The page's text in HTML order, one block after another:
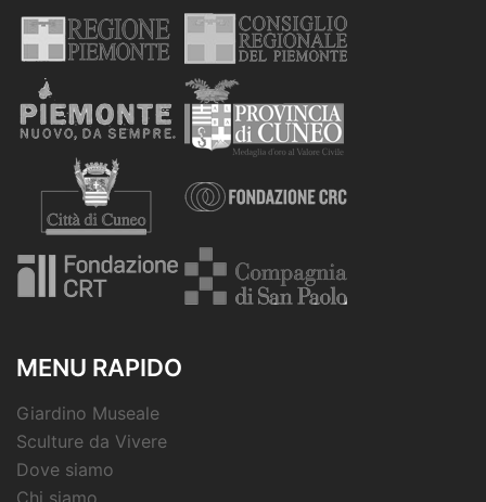
MENU RAPIDO
Giardino Museale
Sculture da Vivere
Dove siamo
Chi siamo